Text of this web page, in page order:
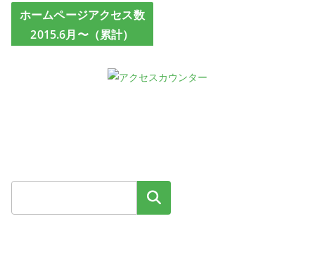
ホームページアクセス数
2015.6月〜（累計）
検索